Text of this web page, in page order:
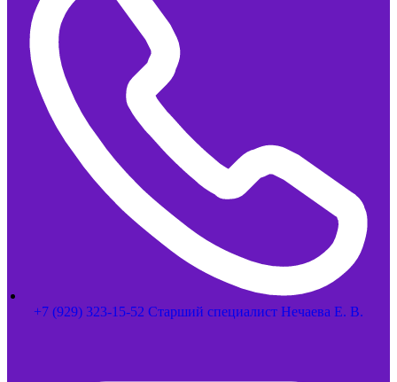
+7 (929) 323-15-52 Старший специалист Нечаева Е. В.